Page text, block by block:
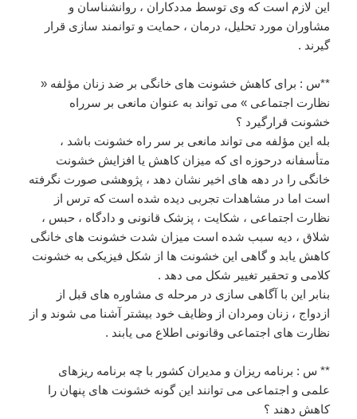
این لازم است که وی توسط مددکاران ، روانشناسان و
مشاوران مورد تحلیل، درمان ، حمایت و توانمند سازی قرار
گیرند .
**س : برای کاهش خشونت های خانگی بر ضد زنان مؤلفه «
نظارت اجتماعی » می تواند به عنوان مانعی بر سرراه
خشونت قرارگیرد ؟
بله این مؤلفه می تواند مانعی بر سر راه خشونت باشد ،
متأسفانه درحوزه ای که میزان کاهش یا افزایش خشونت
خانگی را در دهه های اخیر نشان دهد ، پژوهشی صورت نگرفته
است اما در مشاهدات تجربی دیده شده است که ترس از
نظارت اجتماعی ، شکایت ، پزشک قانونی و دادگاه ، حبس ،
شلاق ، دیه سبب شده است میزان شدت خشونت های خانگی
کاهش یابد و گاهی این خشونت ها از شکل فیزیکی به خشونت
کلامی و تحقیر تغییر شکل می دهد .
بنابر این با آگاهی سازی در مرحله ی مشاوره های قبل از
ازدواج ، زنان ومردان از وظایف خود بیشتر آشنا می شوند و از
نظارت های اجتماعی وقانونی اطلاع می یابند .
** س : برنامه ریزان و مدیران کشور با چه برنامه ریزهای
علمی و اجتماعی می توانند این گونه خشونت های پنهان را
کاهش دهند ؟